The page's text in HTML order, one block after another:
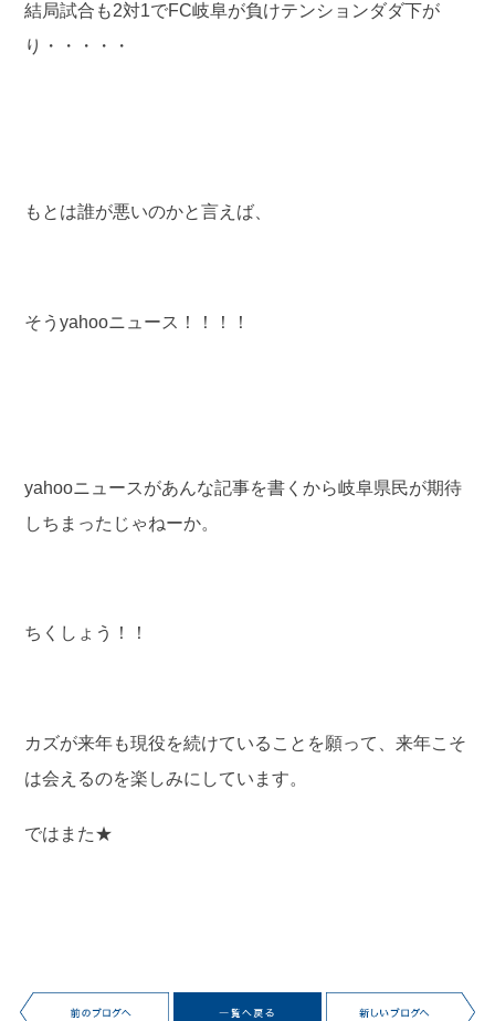
結局試合も2対1でFC岐阜が負けテンションダダ下が
り・・・・・
もとは誰が悪いのかと言えば、
そうyahooニュース！！！！
yahooニュースがあんな記事を書くから岐阜県民が期待
しちまったじゃねーか。
ちくしょう！！
カズが来年も現役を続けていることを願って、来年こそ
は会えるのを楽しみにしています。
ではまた★